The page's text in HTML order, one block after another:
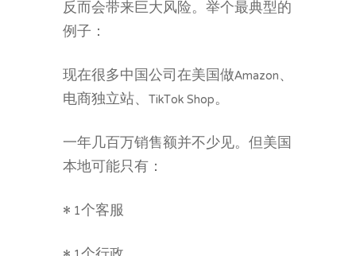
反而会带来巨大风险。举个最典型的
例子：
现在很多中国公司在美国做Amazon、
电商独立站、TikTok Shop。
一年几百万销售额并不少见。但美国
本地可能只有：
• 1个客服